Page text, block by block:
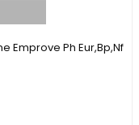
Emprove Ph Eur,Bp,Nf